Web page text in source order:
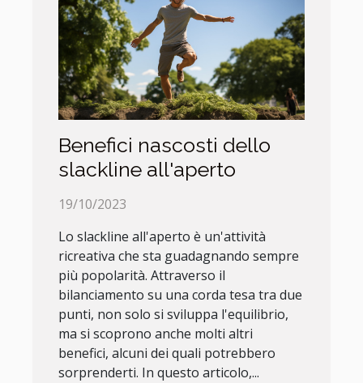
Benefici nascosti dello
slackline all'aperto
19/10/2023
Lo slackline all'aperto è un'attività
ricreativa che sta guadagnando sempre
più popolarità. Attraverso il
bilanciamento su una corda tesa tra due
punti, non solo si sviluppa l'equilibrio,
ma si scoprono anche molti altri
benefici, alcuni dei quali potrebbero
sorprenderti. In questo articolo,...